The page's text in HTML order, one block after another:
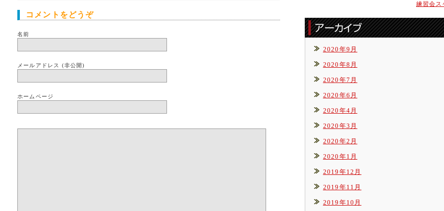
コメントをどうぞ
名前
メールアドレス (非公開)
ホームページ
練習会ス
2020年9月
2020年8月
2020年7月
2020年6月
2020年4月
2020年3月
2020年2月
2020年1月
2019年12月
2019年11月
2019年10月